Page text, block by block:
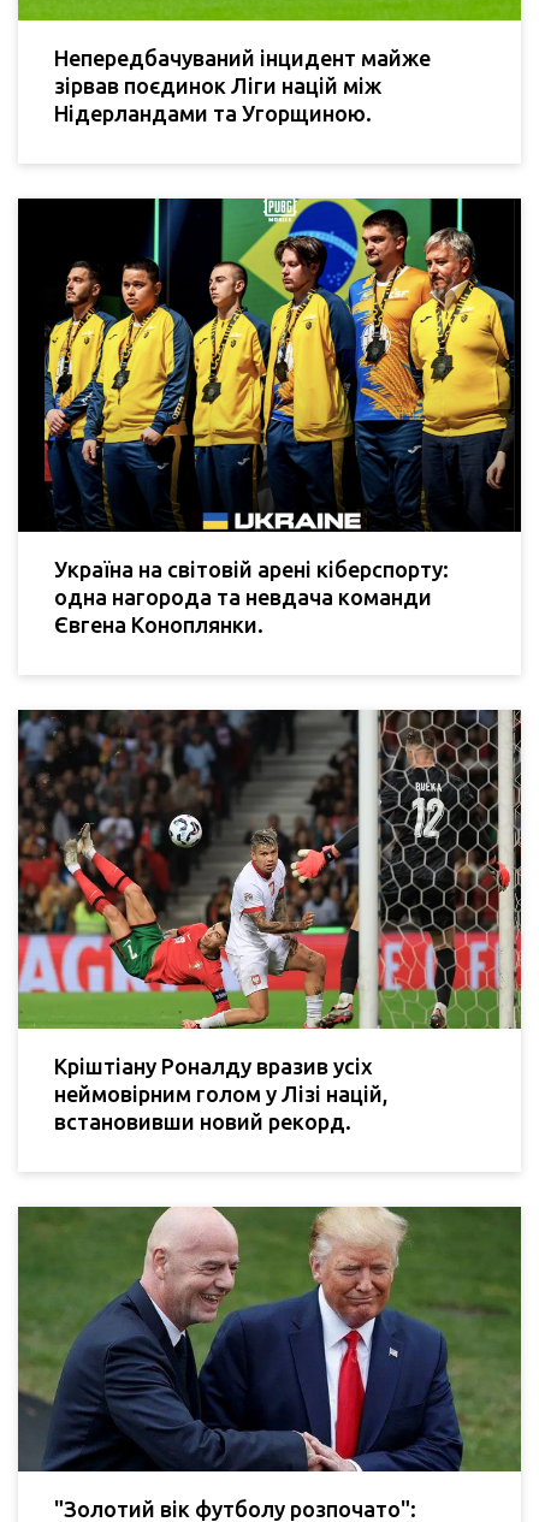
Непередбачуваний інцидент майже
зірвав поєдинок Ліги націй між
Нідерландами та Угорщиною.
Україна на світовій арені кіберспорту:
одна нагорода та невдача команди
Євгена Коноплянки.
Кріштіану Роналду вразив усіх
неймовірним голом у Лізі націй,
встановивши новий рекорд.
"Золотий вік футболу розпочато":